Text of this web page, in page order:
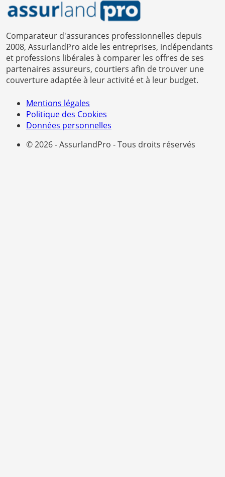
Comparateur d'assurances professionnelles depuis
2008, AssurlandPro aide les entreprises, indépendants
et professions libérales à comparer les offres de ses
partenaires assureurs, courtiers afin de trouver une
couverture adaptée à leur activité et à leur budget.
Mentions légales
Politique des Cookies
Données personnelles
© 2026 - AssurlandPro - Tous droits réservés